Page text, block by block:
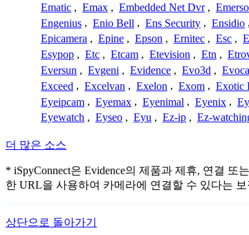
Ematic , Emax , Embedded Net Dvr ,
Engenius , Enio Bell , Ens Security , Ensidio ,
Epicamera , Epine , Epson , Ernitec , Esc ,
Esypop , Etc , Etcam , Etevision , Etn ,
Eversun , Evgeni , Evidence , Evo3d ,
Exceed , Excelvan , Exelon , Exom , Exotic
Eyeipcam , Eyemax , Eyenimal , Eyenix ,
Eyewatch , Eyseo , Eyu , Ez-ip , Ez-
더 많은 소스
* iSpyConnect은 Evidence의 제품과 제휴, 연결
한 URL을 사용하여 카메라에 연결할 수 있다는
상단으로 돌아가기